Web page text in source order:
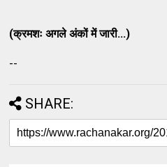
(क्रमशः अगले अंकों में जारी...)
--
SHARE: